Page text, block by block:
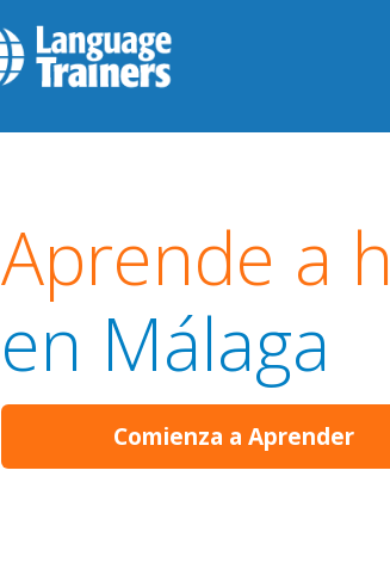
Aprende a
en Málaga
Comienza a Aprender